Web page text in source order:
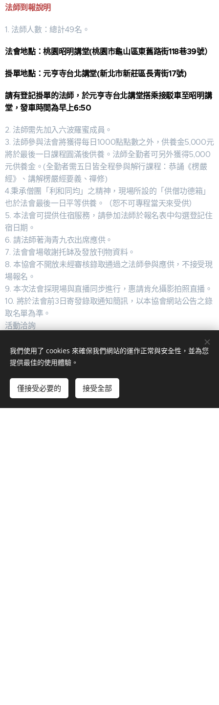
法師到報說明
1. 法師人數：總計49名。
法會地點：桃園昭明講堂(桃園市龜山區東舊路街118巷39號）
掛單地點：元亨寺台北講堂(新北市新莊區長青街17號)
請有登記掛單的法師，於元亨寺台北講堂搭乘接駁車至昭明講
堂，發車時間為早上6:50
2. 法師需先加入六波羅蜜成員。
3. 法師參與法會將獲得每日1000點點數之外，供養金5,000元
將於最後一日課程圓滿後供養。法師全勤者可另外獲得5,000
元供養金。(全勤者需五日皆全程參與解行課程：恭誦《楞嚴
經》、講解楞嚴經要義、禪修)
4.秉承僧團「利和同均」之精神，現場所設的「供僧功德箱」
也於法會最後一日平等供養。（恕不可專程當天來受供）
5. 本法會可提供住宿服務，請參加法師於報名表中勾選登記住
宿日期。
6. 請法師著海青九衣出席應供。
7. 法會會場敬謝托缽及發放刊物資料。
8. 本協會不開放未經審核錄取通過之法師參與應供，不接受現
場報名。
9. 本次法會採現場與直播同步進行，惠請肯允攝影拍照直播。
10. 將於法會前3日寄發錄取通知簡訊，以本協會網站公告之錄
取名單為準。
活動洽詢
僧伽長照 02-22778080
昭明講堂 03-3509095~7
如有要事無法參加者，請於活動前前致電或連結官方LINE
我們使用了 cookies 來確保我們網站的運作正常與安全性，並為您
提供最佳的使用體驗。
僅接受必要的 接受全部